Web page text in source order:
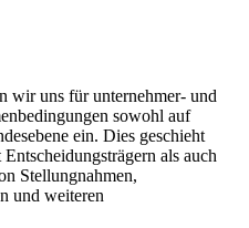
wir uns für unternehmer- und
sowohl auf
ein. Dies geschieht
als auch
Stellungnahmen,
und weiteren